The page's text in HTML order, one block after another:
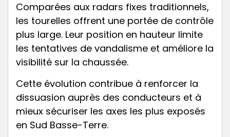
Comparées aux radars fixes traditionnels,
les tourelles offrent une portée de contrôle
plus large. Leur position en hauteur limite
les tentatives de vandalisme et améliore la
visibilité sur la chaussée.
Cette évolution contribue à renforcer la
dissuasion auprès des conducteurs et à
mieux sécuriser les axes les plus exposés
en Sud Basse-Terre.